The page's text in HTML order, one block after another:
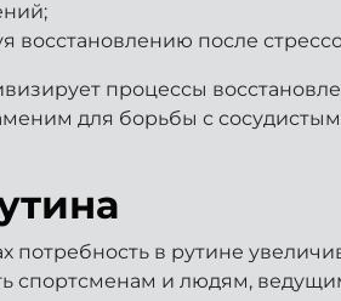
восстановлению после
процессы
для борьбы с
в рутине
спортсменам и людям,